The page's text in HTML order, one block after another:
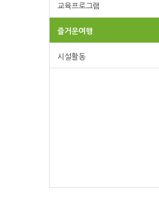
교육프로그램
즐거운여행
시설활동